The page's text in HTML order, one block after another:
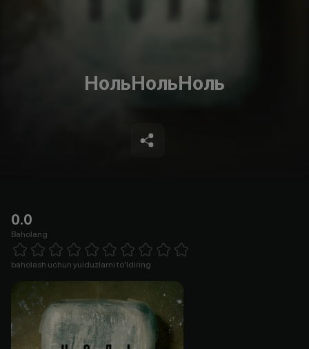
НольНольНоль
0.0
Baholang
1 Star 2 Stars 3 Stars 4 Stars5 Stars 6 Stars7 Stars8 Stars
baholash uchun yulduzlarni to'ldiring